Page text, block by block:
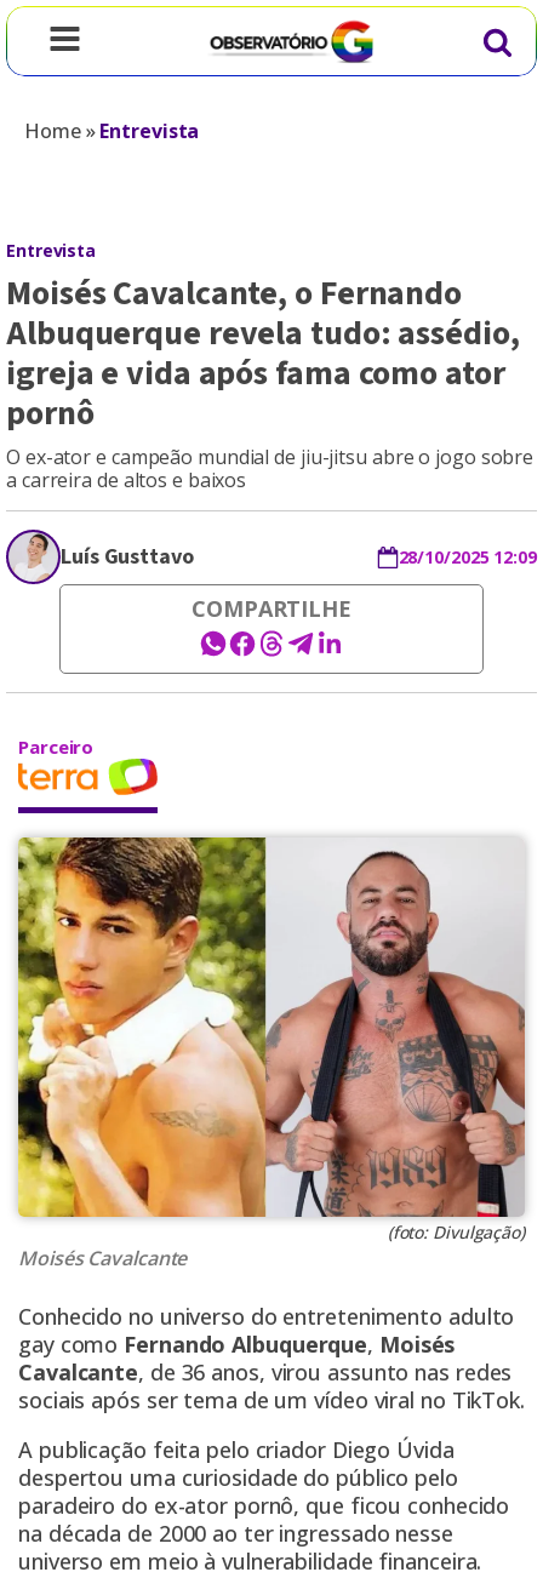
Home»Entrevista
Entrevista
Moisés Cavalcante, o Fernando
Albuquerque revela tudo: assédio,
igreja e vida após fama como ator
pornô
O ex-ator e campeão mundial de jiu-jitsu abre o jogo sobre
a carreira de altos e baixos
Luís Gusttavo 28/10/2025 12:09
COMPARTILHE
Parceiro
(foto: Divulgação)
Moisés Cavalcante
Conhecido no universo do entretenimento adulto
gay como Fernando Albuquerque, Moisés
Cavalcante, de 36 anos, virou assunto nas redes
sociais após ser tema de um vídeo viral no TikTok.
A publicação feita pelo criador Diego Úvida
despertou uma curiosidade do público pelo
paradeiro do ex-ator pornô, que ficou conhecido
na década de 2000 ao ter ingressado nesse
universo em meio à vulnerabilidade financeira.